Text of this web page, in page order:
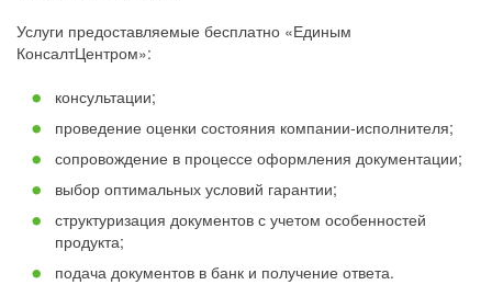
Услуги предоставляемые бесплатно «Единым
КонсалтЦентром»:
консультации;
проведение оценки состояния компании-исполнителя;
сопровождение в процессе оформления документации;
выбор оптимальных условий гарантии;
структуризация документов с учетом особенностей
продукта;
подача документов в банк и получение ответа.